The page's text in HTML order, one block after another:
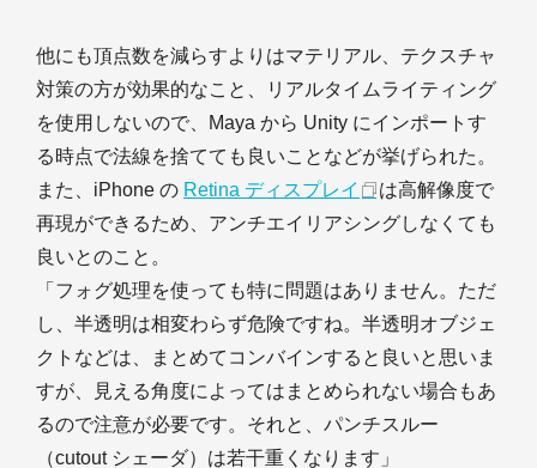
他にも頂点数を減らすよりはマテリアル、テクスチャ
対策の方が効果的なこと、リアルタイムライティング
を使用しないので、Maya から Unity にインポートす
る時点で法線を捨てても良いことなどが挙げられた。
また、iPhone の Retina ディスプレイ
は高解像度で
再現ができるため、アンチエイリアシングしなくても
良いとのこと。
「フォグ処理を使っても特に問題はありません。ただ
し、半透明は相変わらず危険ですね。半透明オブジェ
クトなどは、まとめてコンバインすると良いと思いま
すが、見える角度によってはまとめられない場合もあ
るので注意が必要です。それと、パンチスルー
（cutout シェーダ）は若干重くなります」